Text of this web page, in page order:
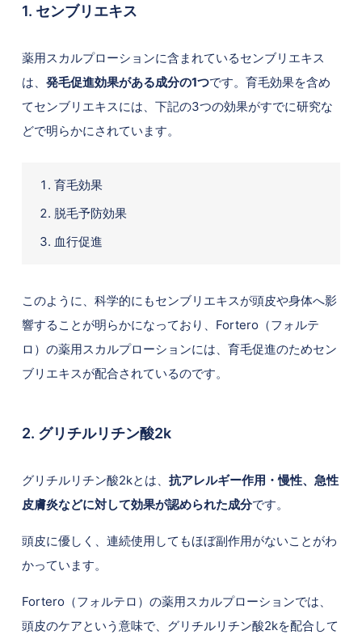
1. センブリエキス
薬用スカルプローションに含まれているセンブリエキス
は、 発毛促進効果がある成分の1つです。育毛効果を含め
てセンブリエキスには、下記の3つの効果がすでに研究な
どで明らかにされています。
育毛効果
脱毛予防効果
血行促進
このように、科学的にもセンブリエキスが頭皮や身体へ影
響することが明らかになっており、Fortero（フォルテ
ロ）の薬用スカルプローションには、育毛促進のためセン
ブリエキスが配合されているのです。
2. グリチルリチン酸2k
グリチルリチン酸2kとは、 抗アレルギー作用・慢性、急性
皮膚炎などに対して効果が認められた成分です。
頭皮に優しく、連続使用してもほぼ副作用がないことがわ
かっています。
Fortero（フォルテロ）の薬用スカルプローションでは、
頭皮のケアという意味で、グリチルリチン酸2kを配合して